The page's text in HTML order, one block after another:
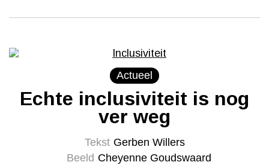
Actueel
Echte inclusiviteit is nog
ver weg
Tekst Gerben Willers
Beeld Cheyenne Goudswaard